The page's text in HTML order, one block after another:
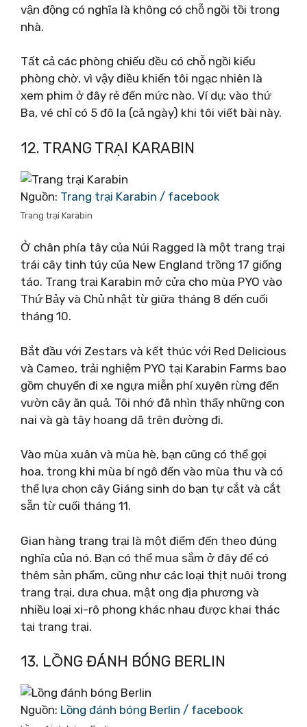
vận động có nghĩa là không có chỗ ngồi tồi trong
nhà.
Tất cả các phòng chiếu đều có chỗ ngồi kiểu
phòng chờ, vì vậy điều khiến tôi ngạc nhiên là
xem phim ở đây rẻ đến mức nào. Ví dụ: vào thứ
Ba, vé chỉ có 5 đô la (cả ngày) khi tôi viết bài này.
12. TRANG TRẠI KARABIN
Nguồn: Trang trại Karabin / facebook
Trang trại Karabin
Ở chân phía tây của Núi Ragged là một trang trại
trái cây tinh túy của New England trồng 17 giống
táo. Trang trại Karabin mở cửa cho mùa PYO vào
Thứ Bảy và Chủ nhật từ giữa tháng 8 đến cuối
tháng 10.
Bắt đầu với Zestars và kết thúc với Red Delicious
và Cameo, trải nghiệm PYO tại Karabin Farms bao
gồm chuyến đi xe ngựa miễn phí xuyên rừng đến
vườn cây ăn quả. Tôi nhớ đã nhìn thấy những con
nai và gà tây hoang dã trên đường đi.
Vào mùa xuân và mùa hè, bạn cũng có thể gọi
hoa, trong khi mùa bí ngô đến vào mùa thu và có
thể lựa chọn cây Giáng sinh do bạn tự cắt và cắt
sẵn từ cuối tháng 11.
Gian hàng trang trại là một điểm đến theo đúng
nghĩa của nó. Bạn có thể mua sắm ở đây để có
thêm sản phẩm, cũng như các loại thịt nuôi trong
trang trại, dưa chua, mật ong địa phương và
nhiều loại xi-rô phong khác nhau được khai thác
tại trang trại.
13. LỒNG ĐÁNH BÓNG BERLIN
Nguồn: Lồng đánh bóng Berlin / facebook